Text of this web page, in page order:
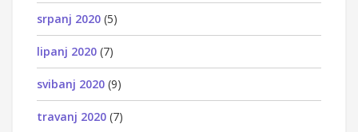
srpanj 2020 (5)
lipanj 2020 (7)
svibanj 2020 (9)
travanj 2020 (7)